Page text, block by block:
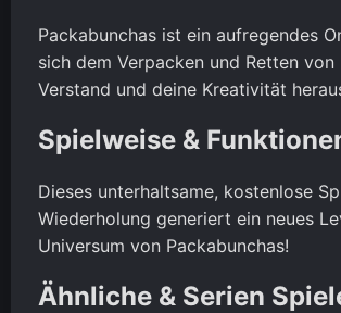
Packabunchas ist ein aufregendes
sich dem Verpacken und Retten
Verstand und deine Kreativität
Spielweise &
Dieses unterhaltsame, kostenlose
Wiederholung generiert ein neues
Universum von Packabunchas!
Ähnliche & Serien